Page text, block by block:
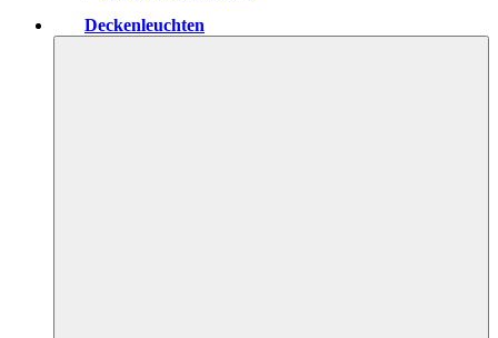
Deckenleuchten